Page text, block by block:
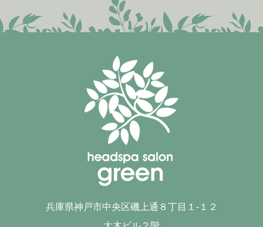
兵庫県神戸市中央区磯上通８丁目１-１２